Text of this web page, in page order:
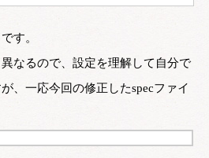
す。
なるので、設定を理解して自分で
、一応今回の修正したspecファイ